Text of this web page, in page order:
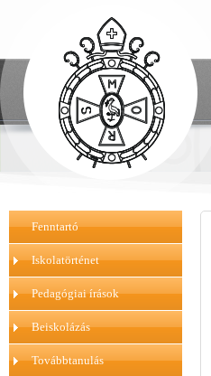
Fenntartó
Iskolatörténet
Pedagógiai írások
Beiskolázás
Továbbtanulás